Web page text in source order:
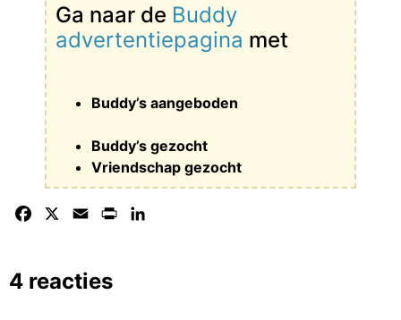
Ga naar de Buddy
advertentiepagina met
Buddy’s aangeboden
Buddy’s gezocht
Vriendschap gezocht
Facebook Email Print
4 reacties